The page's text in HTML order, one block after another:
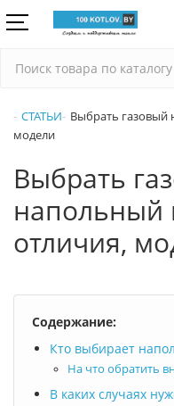
СТАТЬИ
Выбрать газовый
модели
Выбрать
напольный
отличия,
Содержание:
Кто выбирает
На что обратить
В каких случаях